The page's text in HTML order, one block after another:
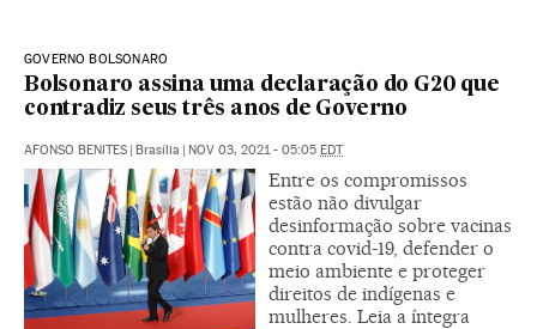
GOVERNO BOLSONARO
Bolsonaro assina uma declaração do G20 que
contradiz seus três anos de Governo
AFONSO BENITES | Brasília | NOV 03, 2021 - 05:05 EDT
Entre os compromissos
estão não divulgar
desinformação sobre vacinas
contra covid-19, defender o
meio ambiente e proteger
direitos de indígenas e
mulheres. Leia a íntegra